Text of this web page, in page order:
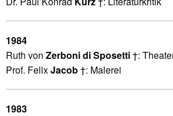
1984
Ruth von Zerboni di Sposetti†:
Prof. FelixJacob†: Malerei
1983